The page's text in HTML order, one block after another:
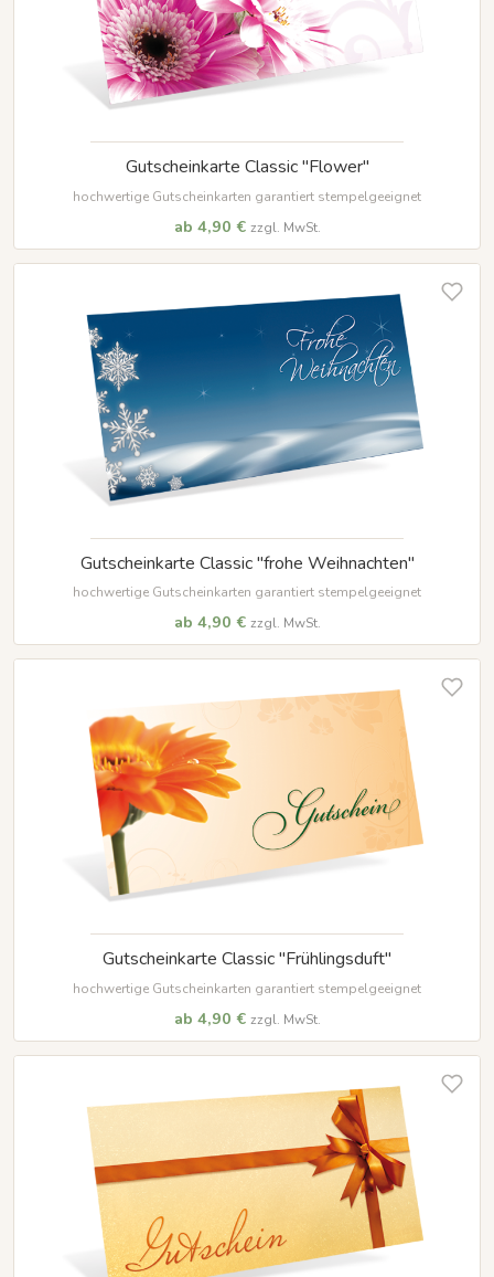
Gutscheinkarte Classic "Flower"
hochwertige Gutscheinkarten garantiert stempelgeeignet
ab 4,90 € zzgl. MwSt.
Gutscheinkarte Classic "frohe Weihnachten"
hochwertige Gutscheinkarten garantiert stempelgeeignet
ab 4,90 € zzgl. MwSt.
Gutscheinkarte Classic "Frühlingsduft"
hochwertige Gutscheinkarten garantiert stempelgeeignet
ab 4,90 € zzgl. MwSt.